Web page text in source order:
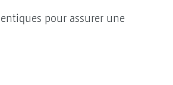
pour assurer une